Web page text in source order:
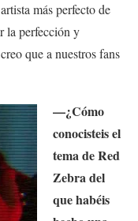
más perfecto de
la perfección y
que a nuestros fans
—¿Cómo
conocisteis el
tema de Red
Zebra del
que habéis